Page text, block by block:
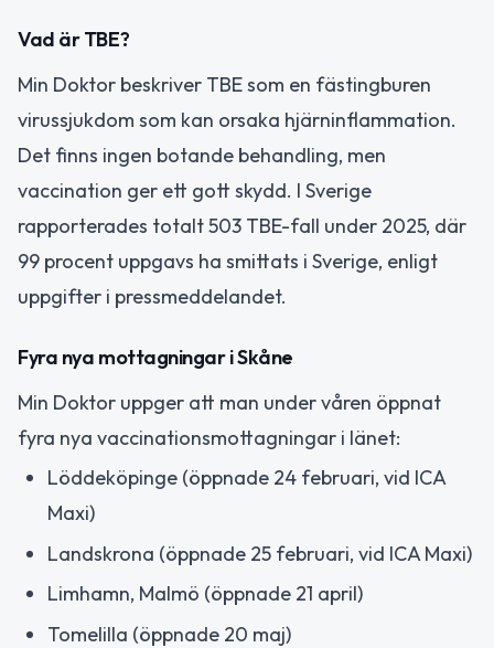
Vad är TBE?
Min Doktor beskriver TBE som en fästingburen
virussjukdom som kan orsaka hjärninflammation.
Det finns ingen botande behandling, men
vaccination ger ett gott skydd. I Sverige
rapporterades totalt 503 TBE-fall under 2025, där
99 procent uppgavs ha smittats i Sverige, enligt
uppgifter i pressmeddelandet.
Fyra nya mottagningar i Skåne
Min Doktor uppger att man under våren öppnat
fyra nya vaccinationsmottagningar i länet:
Löddeköpinge (öppnade 24 februari, vid ICA
Maxi)
Landskrona (öppnade 25 februari, vid ICA Maxi)
Limhamn, Malmö (öppnade 21 april)
Tomelilla (öppnade 20 maj)